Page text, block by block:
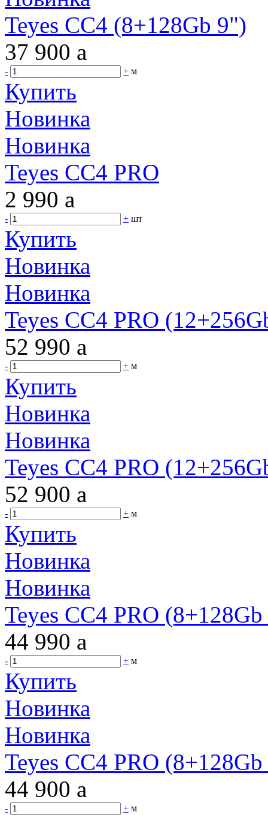
Teyes CC4 (8+128Gb 9")
37 900 a
- + м
Купить
Новинка
Новинка
Teyes CC4 PRO
2 990 a
- + шт
Купить
Новинка
Новинка
Teyes CC4 PRO
52 990 a
- + м
Купить
Новинка
Новинка
Teyes CC4 PRO
52 900 a
- + м
Купить
Новинка
Новинка
Teyes CC4 PRO
44 990 a
- + м
Купить
Новинка
Новинка
Teyes CC4 PRO
44 900 a
- + м